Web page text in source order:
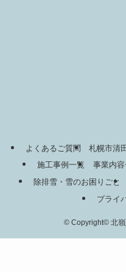
よくあるご質問
札幌市清
施工事例一覧
事業内容
除排雪・雪のお困りごと
プライ
©Copyright© 北嶺